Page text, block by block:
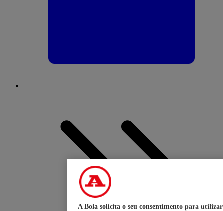
A Bola solicita o seu consentimento para utilizar